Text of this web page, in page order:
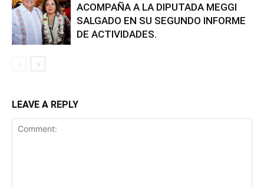
ACOMPAÑA A LA DIPUTADA MEGGI
SALGADO EN SU SEGUNDO INFORME
DE ACTIVIDADES.
LEAVE A REPLY